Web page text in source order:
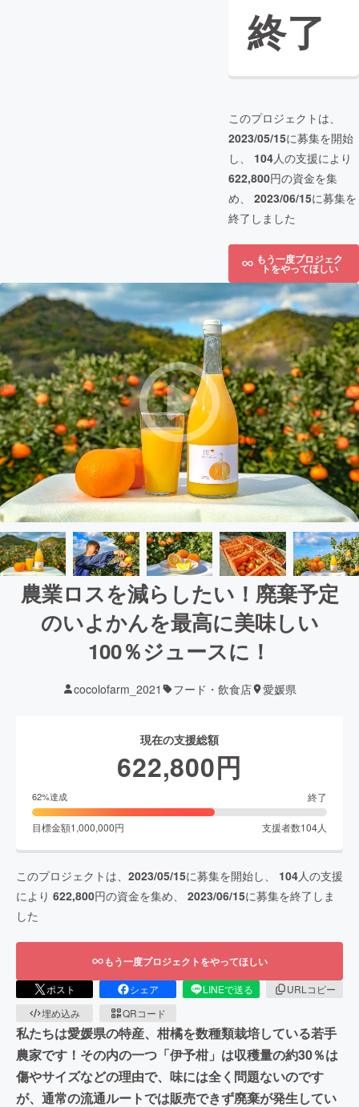
終了
このプロジェクトは、
2023/05/15に募集を開始
し、 104人の支援により
622,800円の資金を集
め、 2023/06/15に募集を
終了しました
もう一度プロジェク
トをやってほしい
農業ロスを減らしたい！廃棄予定
のいよかんを最高に美味しい
100％ジュースに！
cocolofarm_2021 フード・飲食店 愛媛県
現在の支援総額
622,800円
62%達成 終了
目標金額1,000,000円 支援者数104人
このプロジェクトは、 2023/05/15に募集を開始し、 104人の支援
により 622,800円の資金を集め、 2023/06/15に募集を終了しま
した
もう一度プロジェクトをやってほしい
ポスト シェア LINEで送る
URLコピー
埋め込み
QRコード
私たちは愛媛県の特産、柑橘を数種類栽培している若手
農家です！その内の一つ「伊予柑」は収穫量の約30％は
傷やサイズなどの理由で、味には全く問題ないのです
が、通常の流通ルートでは販売できず廃棄が発生してい